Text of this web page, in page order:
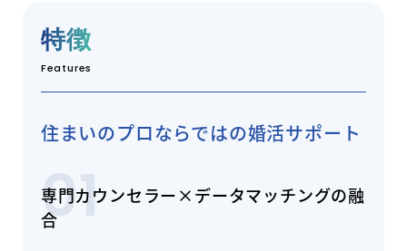
特徴
Features
住まいのプロならではの婚活サポート
01
専門カウンセラー×データマッチングの融
合